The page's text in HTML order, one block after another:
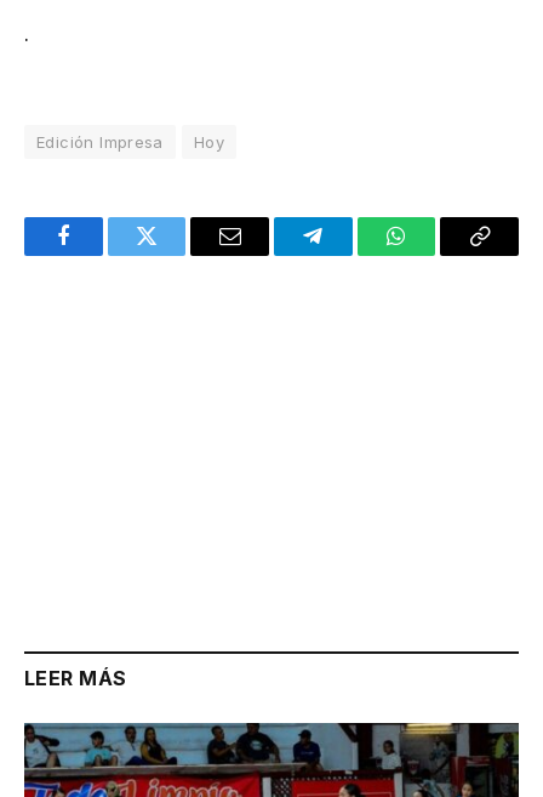
.
Edición Impresa Hoy
FacebookTwitter Email TelegramWhatsAppCopy
LEER MÁS